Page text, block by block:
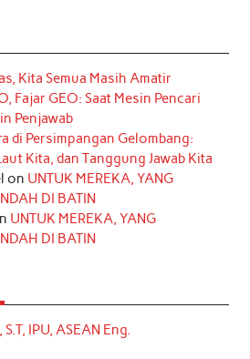
Kita Semua Masih Amatir
Fajar GEO: Saat Mesin Pencari
Penjawab
di Persimpangan Gelombang:
Kita, dan Tanggung Jawab Kita
on UNTUK MEREKA, YANG
DI BATIN
UNTUK MEREKA, YANG
DI BATIN
IPU, ASEAN Eng.